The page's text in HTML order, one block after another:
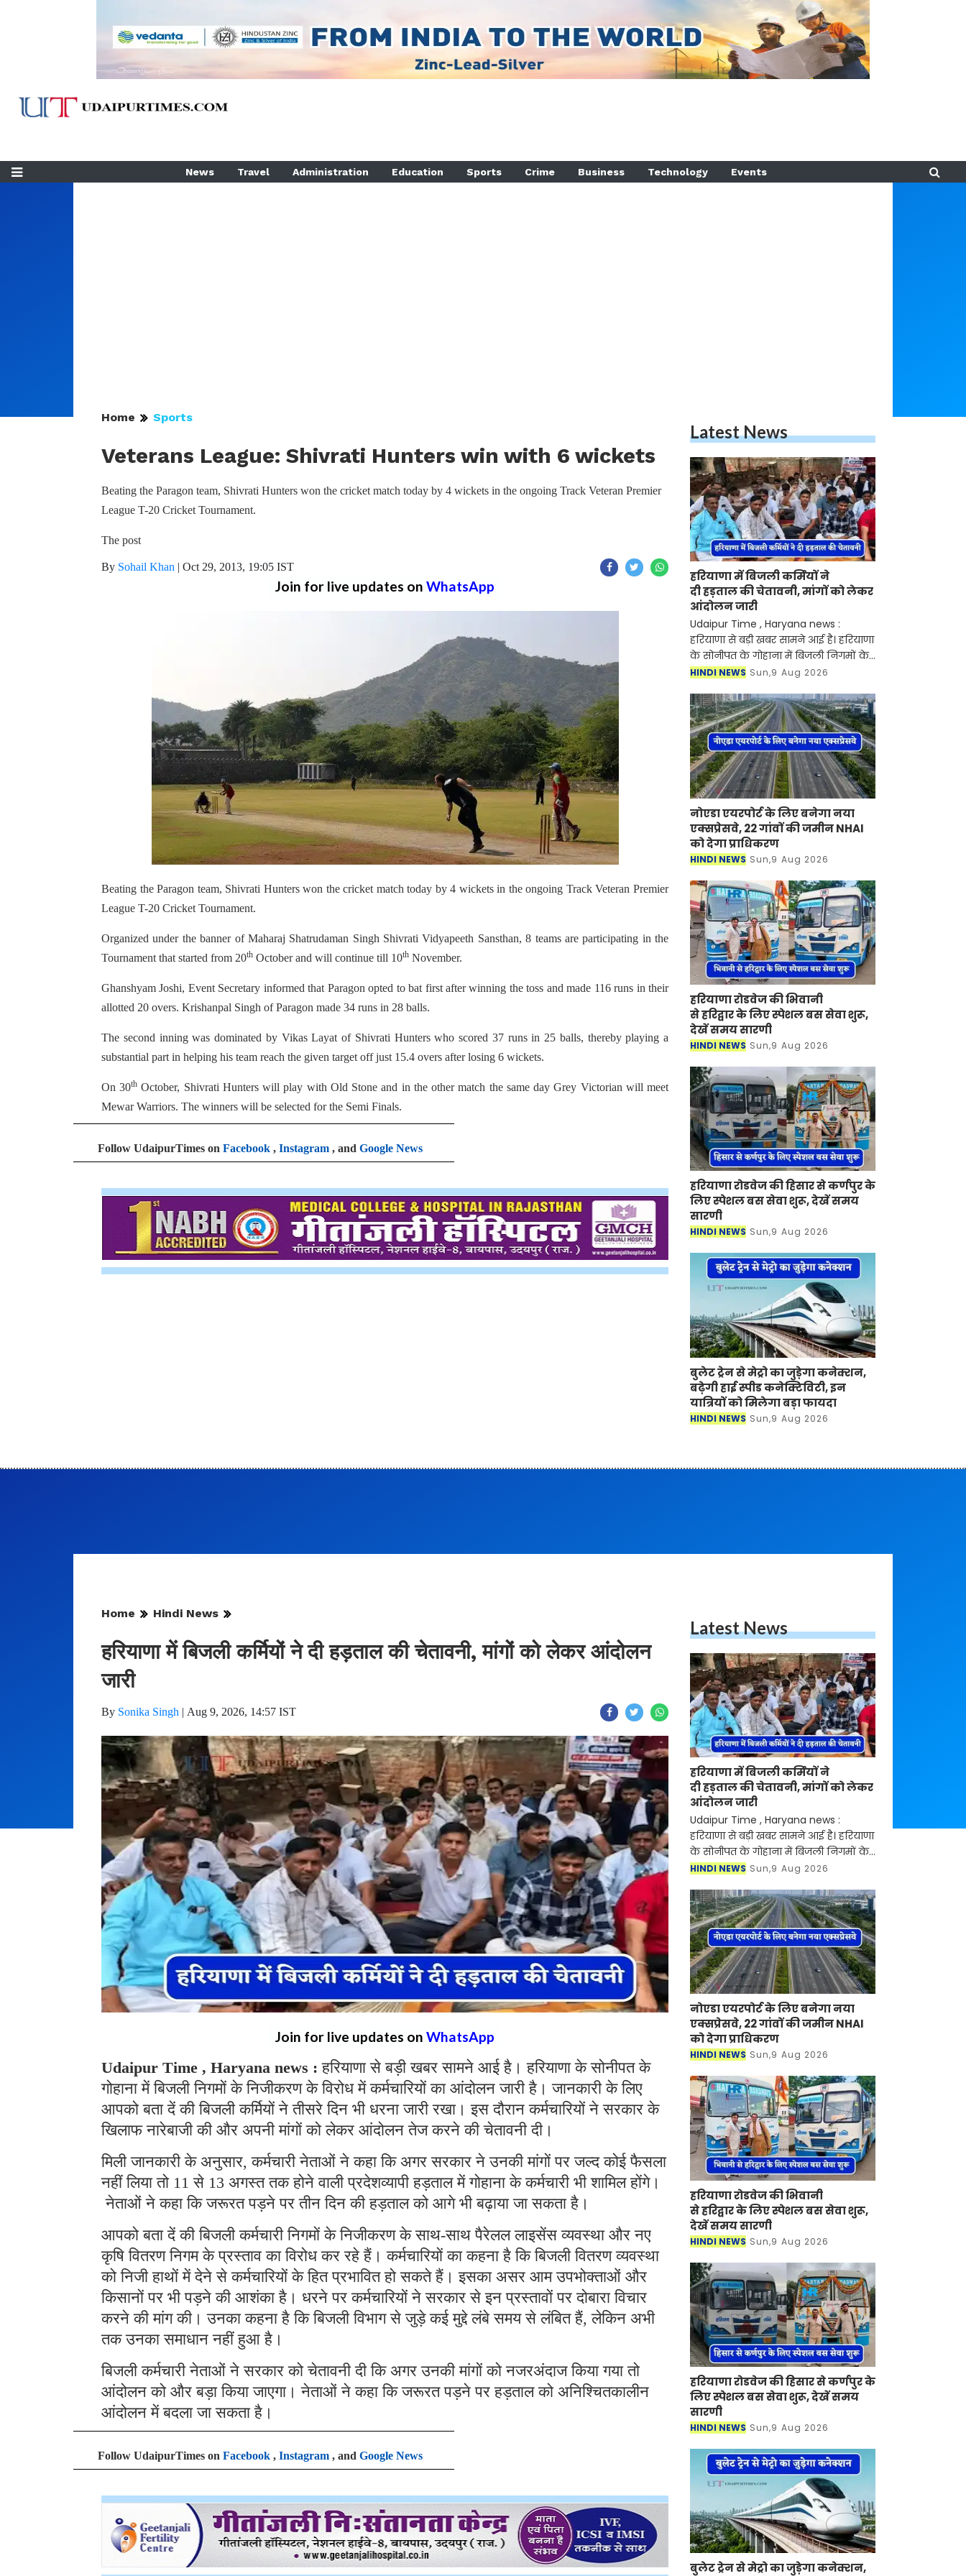
News Travel Administration Education Sports Crime Business Technology Events
Home Sports
Veterans League: Shivrati Hunters win with 6 wickets
Beating the Paragon team, Shivrati Hunters won the cricket match today by 4 wickets in the ongoing Track Veteran Premier
League T-20 Cricket Tournament.
The post
By Sohail Khan | Oct 29, 2013, 19:05 IST
Join for live updates on WhatsApp
Beating the Paragon team, Shivrati Hunters won the cricket match today by 4 wickets in the ongoing Track Veteran Premier
League T-20 Cricket Tournament.
Organized under the banner of Maharaj Shatrudaman Singh Shivrati Vidyapeeth Sansthan, 8 teams are participating in the
Tournament that started from 20th October and will continue till 10th November.
Ghanshyam Joshi, Event Secretary informed that Paragon opted to bat first after winning the toss and made 116 runs in their
allotted 20 overs. Krishanpal Singh of Paragon made 34 runs in 28 balls.
The second inning was dominated by Vikas Layat of Shivrati Hunters who scored 37 runs in 25 balls, thereby playing a
substantial part in helping his team reach the given target off just 15.4 overs after losing 6 wickets.
On 30th October, Shivrati Hunters will play with Old Stone and in the other match the same day Grey Victorian will meet
Mewar Warriors. The winners will be selected for the Semi Finals.
Follow UdaipurTimes on Facebook , Instagram , and Google News
Latest News
हरियाणा में बिजली कर्मियों ने
दी हड़ताल की चेतावनी, मांगों को लेकर
आंदोलन जारी
Udaipur Time , Haryana news :
हरियाणा से बड़ी खबर सामने आई है। हरियाणा
के सोनीपत के गोहाना में बिजली निगमों के
निजीकरण के विरोध में कर्मचारियों का
बता दें की बिजली
HINDI NEWS Sun,9 Aug 2026
नोएडा एयरपोर्ट के लिए बनेगा नया
एक्सप्रेसवे, 22 गांवों की जमीन NHAI
को देगा प्राधिकरण
HINDI NEWS Sun,9 Aug 2026
हरियाणा रोडवेज की भिवानी
से हरिद्वार के लिए स्पेशल बस सेवा शुरू,
देखें समय सारणी
HINDI NEWS Sun,9 Aug 2026
हरियाणा रोडवेज की हिसार से कर्णपुर के
लिए स्पेशल बस सेवा शुरू, देखें समय
सारणी
HINDI NEWS Sun,9 Aug 2026
बुलेट ट्रेन से मेट्रो का जुड़ेगा कनेक्शन,
बढ़ेगी हाई स्पीड कनेक्टिविटी, इन
यात्रियों को मिलेगा बड़ा फायदा
HINDI NEWS Sun,9 Aug 2026
Home Hindi News
हरियाणा में बिजली कर्मियों ने दी हड़ताल की चेतावनी, मांगों को लेकर आंदोलन
जारी
By Sonika Singh | Aug 9, 2026, 14:57 IST
Join for live updates on WhatsApp
Udaipur Time , Haryana news : हरियाणा से बड़ी खबर सामने आई है। हरियाणा के सोनीपत के
गोहाना में बिजली निगमों के निजीकरण के विरोध में कर्मचारियों का आंदोलन जारी है। जानकारी के लिए
आपको बता दें की बिजली कर्मियों ने तीसरे दिन भी धरना जारी रखा। इस दौरान कर्मचारियों ने सरकार के
खिलाफ नारेबाजी की और अपनी मांगों को लेकर आंदोलन तेज करने की चेतावनी दी।
मिली जानकारी के अनुसार, कर्मचारी नेताओं ने कहा कि अगर सरकार ने उनकी मांगों पर जल्द कोई फैसला
नहीं लिया तो 11 से 13 अगस्त तक होने वाली प्रदेशव्यापी हड़ताल में गोहाना के कर्मचारी भी शामिल होंगे।
नेताओं ने कहा कि जरूरत पड़ने पर तीन दिन की हड़ताल को आगे भी बढ़ाया जा सकता है।
आपको बता दें की बिजली कर्मचारी निगमों के निजीकरण के साथ-साथ पैरेलल लाइसेंस व्यवस्था और नए
कृषि वितरण निगम के प्रस्ताव का विरोध कर रहे हैं। कर्मचारियों का कहना है कि बिजली वितरण व्यवस्था
को निजी हाथों में देने से कर्मचारियों के हित प्रभावित हो सकते हैं। इसका असर आम उपभोक्ताओं और
किसानों पर भी पड़ने की आशंका है। धरने पर कर्मचारियों ने सरकार से इन प्रस्तावों पर दोबारा विचार
करने की मांग की। उनका कहना है कि बिजली विभाग से जुड़े कई मुद्दे लंबे समय से लंबित हैं, लेकिन अभी
तक उनका समाधान नहीं हुआ है।
बिजली कर्मचारी नेताओं ने सरकार को चेतावनी दी कि अगर उनकी मांगों को नजरअंदाज किया गया तो
आंदोलन को और बड़ा किया जाएगा। नेताओं ने कहा कि जरूरत पड़ने पर हड़ताल को अनिश्चितकालीन
आंदोलन में बदला जा सकता है।
Follow UdaipurTimes on Facebook , Instagram , and Google News
Latest News
हरियाणा में बिजली कर्मियों ने
दी हड़ताल की चेतावनी, मांगों को लेकर
आंदोलन जारी
Udaipur Time , Haryana news :
हरियाणा से बड़ी खबर सामने आई है। हरियाणा
के सोनीपत के गोहाना में बिजली निगमों के
निजीकरण के विरोध में कर्मचारियों का
बता दें की बिजली
HINDI NEWS Sun,9 Aug 2026
नोएडा एयरपोर्ट के लिए बनेगा नया
एक्सप्रेसवे, 22 गांवों की जमीन NHAI
को देगा प्राधिकरण
HINDI NEWS Sun,9 Aug 2026
हरियाणा रोडवेज की भिवानी
से हरिद्वार के लिए स्पेशल बस सेवा शुरू,
देखें समय सारणी
HINDI NEWS Sun,9 Aug 2026
हरियाणा रोडवेज की हिसार से कर्णपुर के
लिए स्पेशल बस सेवा शुरू, देखें समय
सारणी
HINDI NEWS Sun,9 Aug 2026
बुलेट ट्रेन से मेट्रो का जुड़ेगा कनेक्शन,